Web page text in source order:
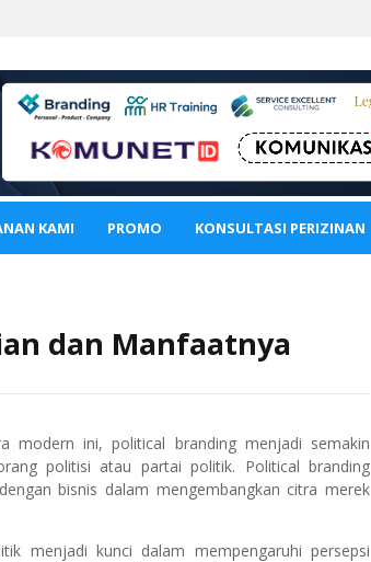
KAMI PROMO KONSULTASI PERIZINAN
dan Manfaatnya
modern ini, political branding menjadi semakin
politisi atau partai politik. Political branding
bisnis dalam mengembangkan citra merek
menjadi kunci dalam mempengaruhi persepsi